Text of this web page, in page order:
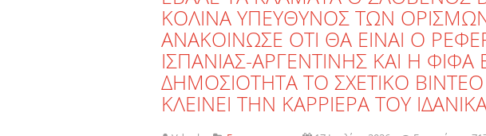
ΚΟΛΙΝΑ ΥΠΕΥΘΥΝΟΣ ΤΩΝ
ΑΝΑΚΟΙΝΩΣΕ ΟΤΙ ΘΑ ΕΙΝΑΙ Ο
ΙΣΠΑΝΙΑΣ-ΑΡΓΕΝΤΙΝΗΣ ΚΑΙ Η
ΔΗΜΟΣΙΟΤΗΤΑ ΤΟ ΣΧΕΤΙΚΟ
ΚΛΕΙΝΕΙ ΤΗΝ ΚΑΡΡΙΕΡΑ ΤΟΥ